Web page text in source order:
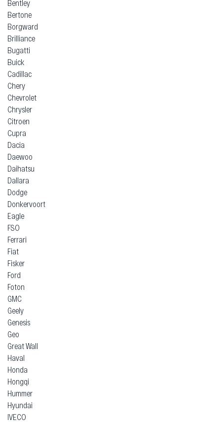
Bentley
Bertone
Borgward
Brilliance
Bugatti
Buick
Cadillac
Chery
Chevrolet
Chrysler
Citroen
Cupra
Dacia
Daewoo
Daihatsu
Dallara
Dodge
Donkervoort
Eagle
FSO
Ferrari
Fiat
Fisker
Ford
Foton
GMC
Geely
Genesis
Geo
Great Wall
Haval
Honda
Hongqi
Hummer
Hyundai
IVECO